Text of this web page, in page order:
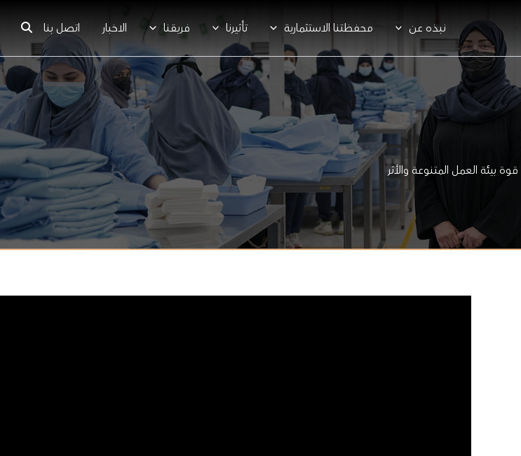
نبذه عن محفظتنا الاستثمارية تأثيرنا فريقنا الاخبار اتصل بنا
بيئة العمل المتنوعة والأثر